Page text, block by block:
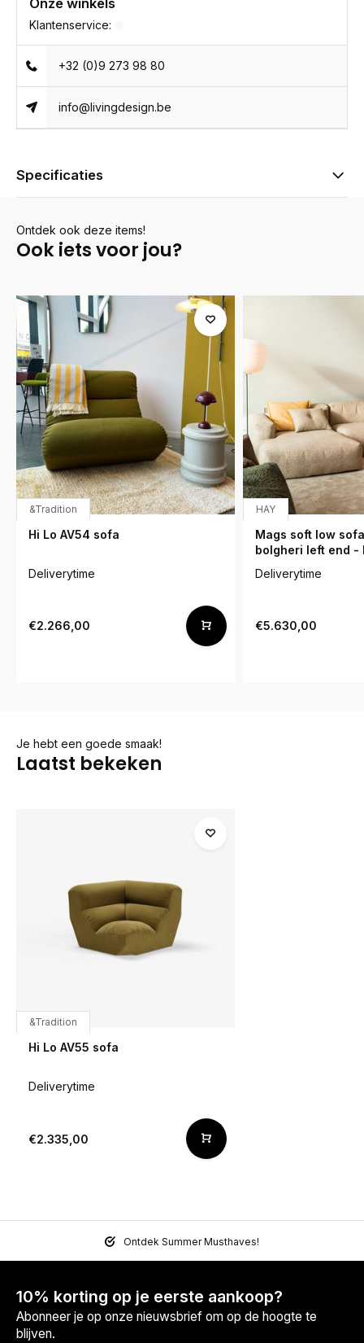
Onze winkels
Klantenservice:
+32 (0)9 273 98 80
info@livingdesign.be
Specificaties
Ontdek ook deze items!
Ook iets voor jou?
&Tradition
Hi Lo AV54 sofa
Deliverytime
€2.266,00
HAY
Mags soft low
bolgheri left end -
Deliverytime
€5.630,00
Je hebt een goede smaak!
Laatst bekeken
&Tradition
Hi Lo AV55 sofa
Deliverytime
€2.335,00
Ontdek Summer Musthaves!
10% korting op je eerste aankoop?
Abonneer je op onze nieuwsbrief om op de hoogte te
blijven.